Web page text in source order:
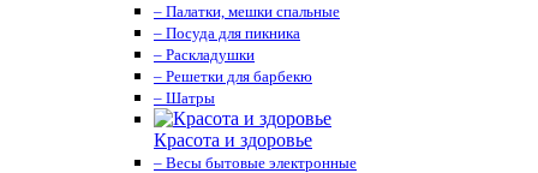
– Палатки, мешки спальные
– Посуда для пикника
– Раскладушки
– Решетки для барбекю
– Шатры
Красота и здоровье
– Весы бытовые электронные